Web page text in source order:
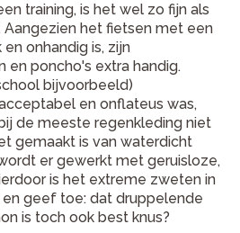
training, is het wel zo fijn als
het fietsen met een
onhandig is, zijn
en poncho's extra handig.
bijvoorbeeld)
en onflateus was,
de meeste regenkleding niet
gemaakt is van waterdicht
er gewerkt met geruisloze,
is het extreme zweten in
n geef toe: dat druppelende
is toch ook best knus?